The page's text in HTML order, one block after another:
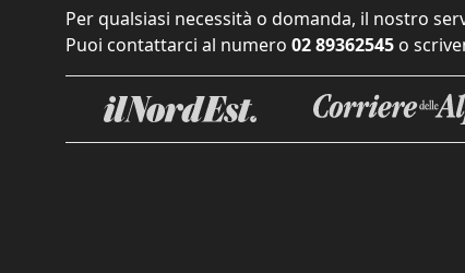
Per qualsiasi necessità o domanda, il nostro
Puoi contattarci al numero 02 89362545 o